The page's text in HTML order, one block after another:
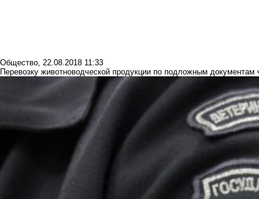
Общество, 22.08.2018 11:33
Перевозку животноводческой продукции по подложным документам